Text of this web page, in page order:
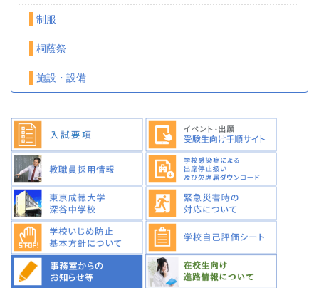
制服
桐蔭祭
施設・設備